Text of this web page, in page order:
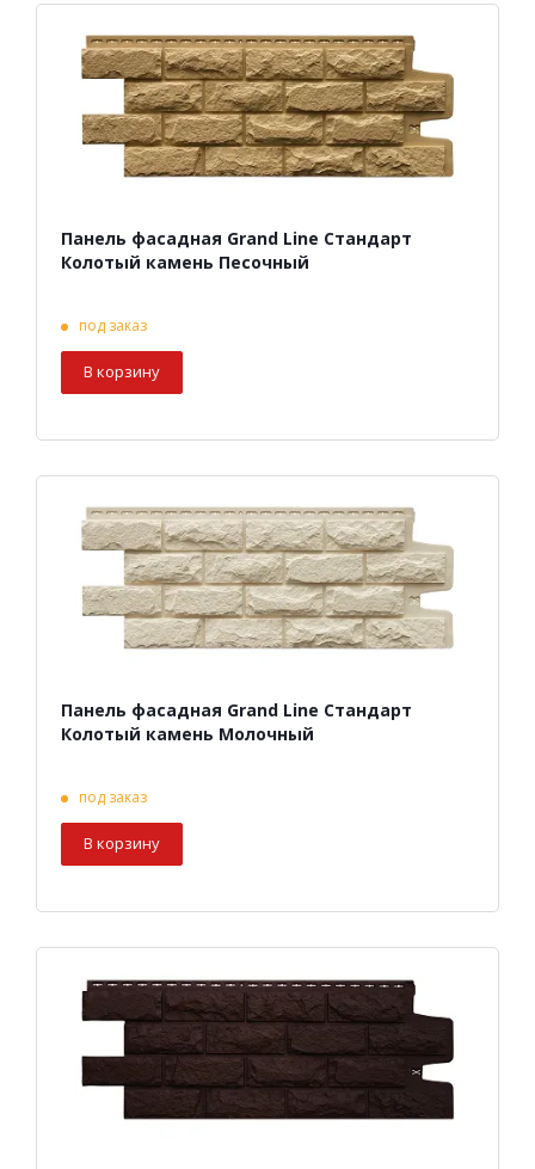
Панель фасадная Grand Line Стандарт
Колотый камень Песочный
под заказ
В корзину
Панель фасадная Grand Line Стандарт
Колотый камень Молочный
под заказ
В корзину